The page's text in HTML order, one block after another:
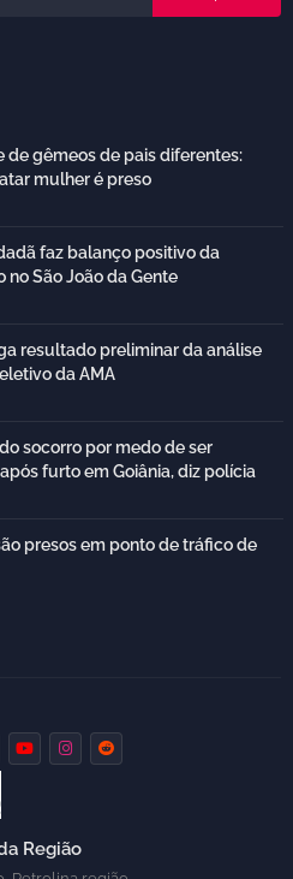
de gêmeos de pais diferentes:
mulher é preso
faz balanço positivo da
no São João da Gente
resultado preliminar da análise
da AMA
socorro por medo de ser
furto em Goiânia, diz polícia
presos em ponto de tráfico de
Região